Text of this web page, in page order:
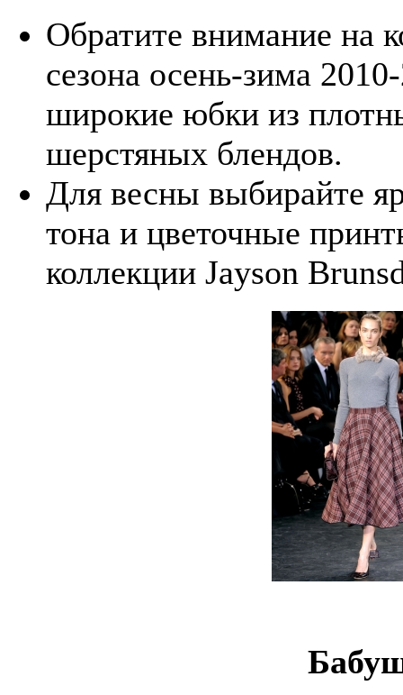
Обратите внимание на
сезона осень-зима
широкие юбки из
шерстяных блендов.
Для весны выбирайте
тона и цветочные
коллекции Jayson